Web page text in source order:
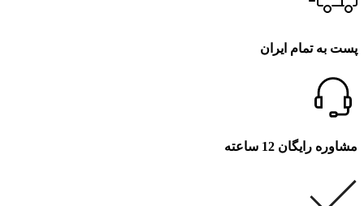
پست به تمام ایران
مشاوره رایگان 12 ساعته